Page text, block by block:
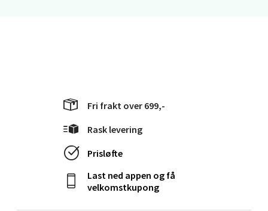
Fri frakt over 699,-
Rask levering
Prisløfte
Last ned appen og få
velkomstkupong
0 i butikk